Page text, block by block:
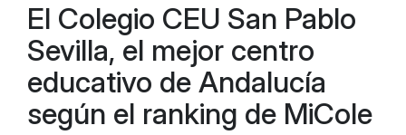
El Colegio CEU San Pablo
Sevilla, el mejor centro
educativo de Andalucía
según el ranking de MiCole